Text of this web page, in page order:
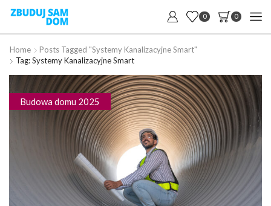
0 0
Home
Posts Tagged "systemy Kanalizacyjne Smart"
Tag: Systemy Kanalizacyjne Smart
Budowa domu 2025